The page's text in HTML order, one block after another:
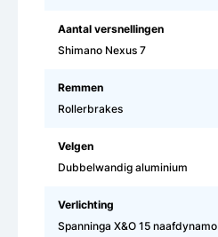
Aantal versnellingen
Shimano Nexus 7
Remmen
Rollerbrakes
Velgen
Dubbelwandig aluminium
Verlichting
Spanninga X&O 15 naafdynamo